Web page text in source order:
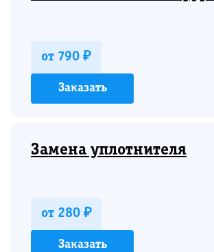
от 790 ₽
Заказать
Замена уплотнителя
от 280 ₽
Заказать